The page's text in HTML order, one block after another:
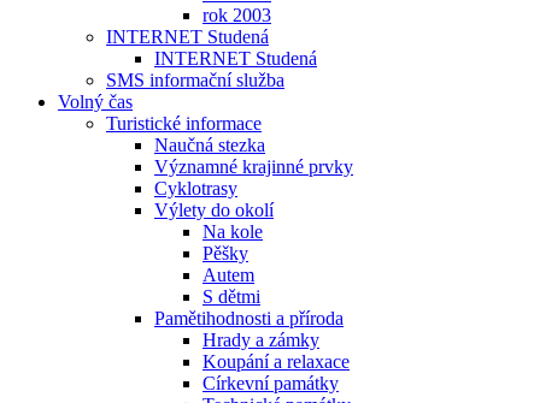
rok 2003
INTERNET Studená
INTERNET Studená
SMS informační služba
Volný čas
Turistické informace
Naučná stezka
Významné krajinné prvky
Cyklotrasy
Výlety do okolí
Na kole
Pěšky
Autem
S dětmi
Pamětihodnosti a příroda
Hrady a zámky
Koupání a relaxace
Církevní památky